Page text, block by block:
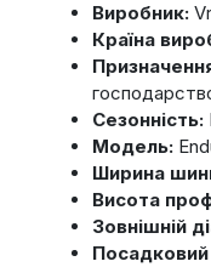
Виробник:
Країна
Сезонність:
Модель:
Ширина
Висота
Зовнішній